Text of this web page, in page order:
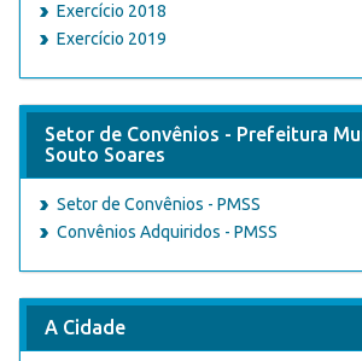
Exercício 2018
Exercício 2019
Setor de Convênios - Prefeitura
Souto Soares
Setor de Convênios - PMSS
Convênios Adquiridos - PMSS
A Cidade